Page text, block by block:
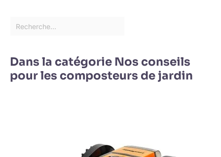
Dans la catégorie Nos conseils
pour les composteurs de jardin